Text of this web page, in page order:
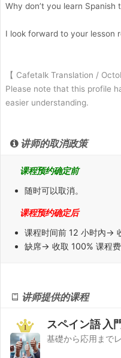
Why don’t you learn Spanish
I look forward to your lesson
【 Cafetalk Translation /
Please note that this profile
easier understanding.
讲师的取消政策
课程预约确定前
随时可以取消。
课程预约确定后
课程时间前 12 小时內→
缺席→ 收取 100% 课程费
讲师提供的课程
スペイン語 入
基礎から応用まで